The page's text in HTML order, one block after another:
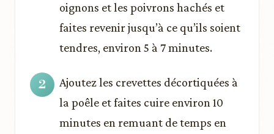
oignons et les poivrons hachés et
faites revenir jusqu’à ce qu’ils soient
tendres, environ 5 à 7 minutes.
Ajoutez les crevettes décortiquées à
la poêle et faites cuire environ 10
minutes en remuant de temps en